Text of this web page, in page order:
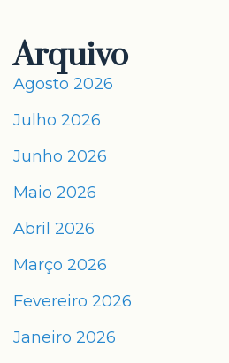
Arquivo
Agosto 2026
Julho 2026
Junho 2026
Maio 2026
Abril 2026
Março 2026
Fevereiro 2026
Janeiro 2026